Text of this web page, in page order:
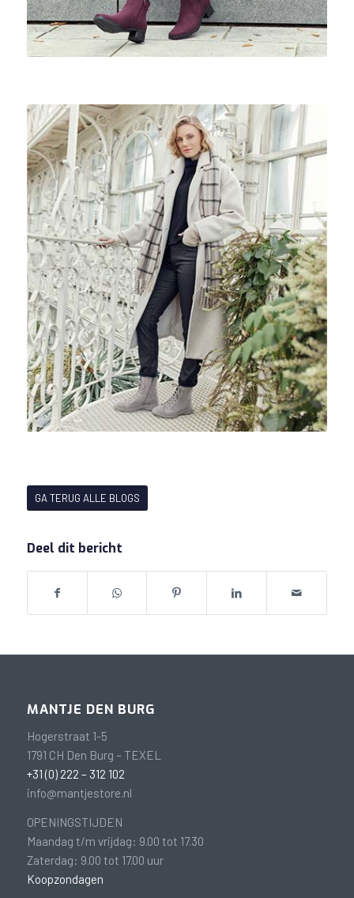
GA TERUG ALLE BLOGS
Deel dit bericht
MANTJE DEN BURG
Hogerstraat 1-5
1791 CH Den Burg – TEXEL
+31 (0) 222 – 312 102
info@mantjestore.nl
OPENINGSTIJDEN
Maandag t/m vrijdag: 9.00 tot 17.30
Zaterdag: 9.00 tot 17.00 uur
Koopzondagen